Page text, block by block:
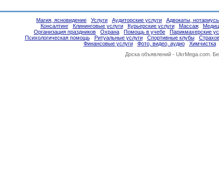
Магия, ясновидение Услуги Аудиторские услуги
Адвокаты,
Консалтинг
Клининговые услуги Курьерские услуги Массаж
Организация праздников
Охрана Помощь в учебе
Парикмахерские
Психологическая помощь
Ритуальные услуги Спортивные клубы
Финансовые услуги
Фото, видео, аудио
Химчистка
Доска объявлений - UkrMega.com.